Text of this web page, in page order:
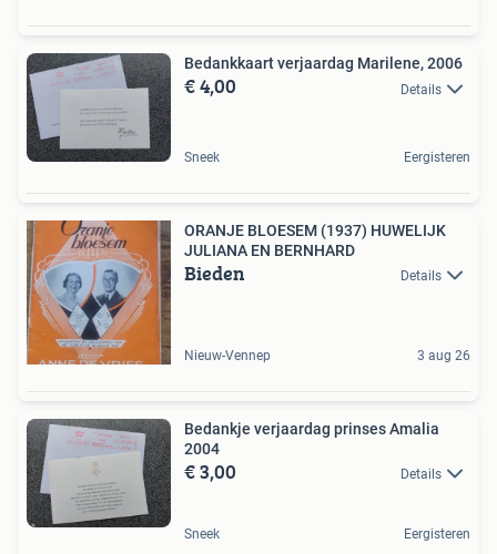
Bedankkaart verjaardag Marilene, 2006
€ 4,00 Details
Sneek Eergisteren
ORANJE BLOESEM (1937) HUWELIJK
JULIANA EN BERNHARD
Bieden Details
Nieuw-Vennep 3 aug 26
Bedankje verjaardag prinses Amalia
2004
€ 3,00 Details
Sneek Eergisteren